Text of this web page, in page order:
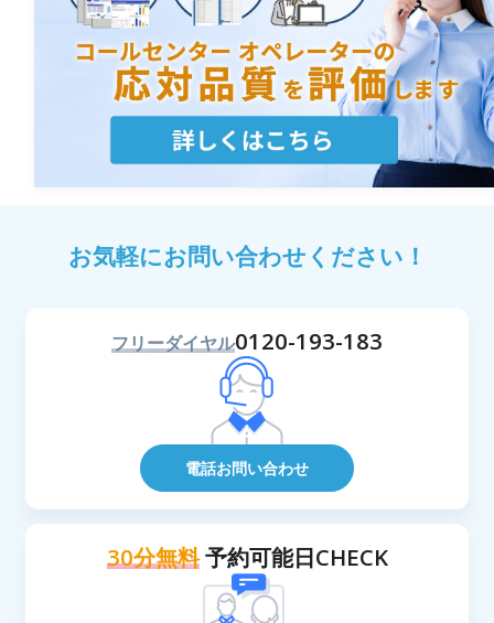
お気軽にお問い合わせください！
フリーダイヤル0120-193-183
電話お問い合わせ
30分無料予約可能日CHECK